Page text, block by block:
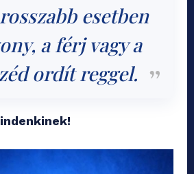
esetben
a férj vagy a
ordít reggel.